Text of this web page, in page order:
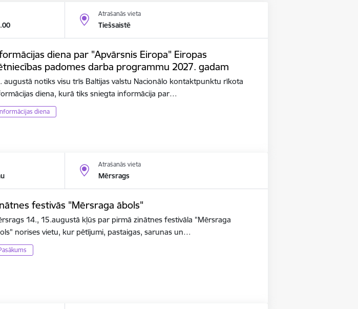
Atrašanās vieta
Tiešsaistē
diena par "Apvārsnis Eiropa" Eiropas
padomes darba programmu 2027. gadam
augustā notiks visu trīs Baltijas valstu Nacionālo kontaktpunktu rīkota
diena, kurā tiks sniegta informācija par…
diena
Atrašanās vieta
Mērsrags
festivās "Mērsraga ābols"
14., 15.augustā kļūs par pirmā zinātnes festivāla "Mērsraga
norises vietu, kur pētījumi, pastaigas, sarunas un…